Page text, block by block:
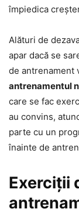
împiedica
Alături de
apar dacă se
de antrenament
antrenamentul
care se fac
au convins,
parte cu un
înainte de
Exerciții